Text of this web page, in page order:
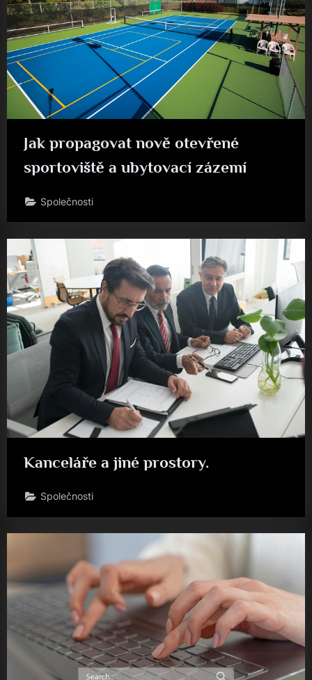
Jak propagovat nově otevřené
sportoviště a ubytovací zázemí
Společnosti
Kanceláře a jiné prostory.
Společnosti